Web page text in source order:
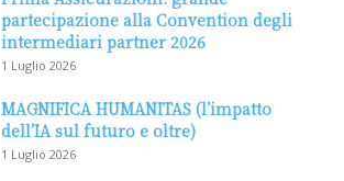
partecipazione alla Convention degli
intermediari partner 2026
1 Luglio 2026
MAGNIFICA HUMANITAS (l’impatto
dell’IA sul futuro e oltre)
1 Luglio 2026